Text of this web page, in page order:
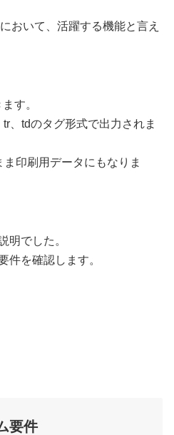
おいて、活躍する機能と言え
す。
、tdのタグ形式で出力されま
印刷用データにもなりま
明でした。
件を確認します。
要件